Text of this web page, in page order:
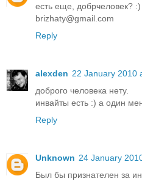
есть еще, добрчеловек? :)
brizhaty@gmail.com
Reply
alexden 22 January 2010
доброго человека нету.
инвайты есть :) а один
Reply
Unknown 24 January
Был бы признателен за